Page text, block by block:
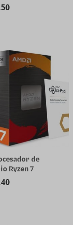
3 llaves
de 20-240
5-45 pies, 10-170
dirección de 72
de
Ryzen 7
de 8 núcleos y 16
tecnología AMD